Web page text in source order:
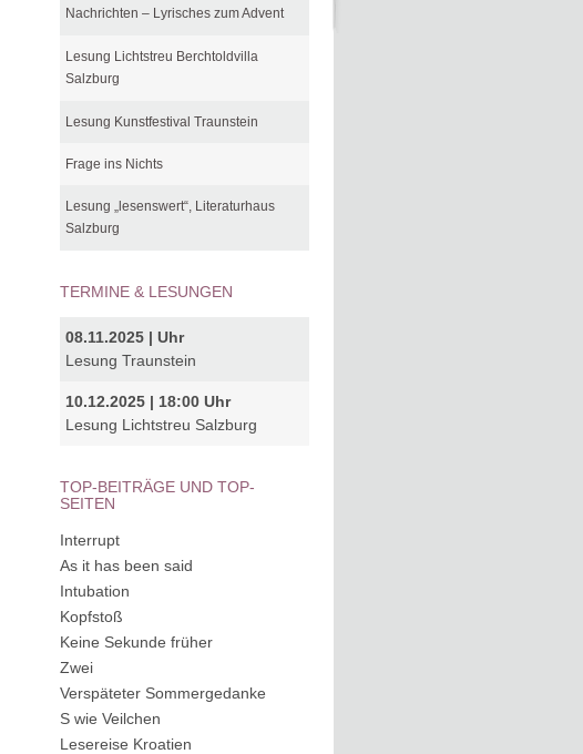
Nachrichten – Lyrisches zum Advent
Lesung Lichtstreu Berchtoldvilla
Salzburg
Lesung Kunstfestival Traunstein
Frage ins Nichts
Lesung „lesenswert“, Literaturhaus
Salzburg
TERMINE & LESUNGEN
08.11.2025 | Uhr
Lesung Traunstein
10.12.2025 | 18:00 Uhr
Lesung Lichtstreu Salzburg
TOP-BEITRÄGE UND TOP-
SEITEN
Interrupt
As it has been said
Intubation
Kopfstoß
Keine Sekunde früher
Zwei
Verspäteter Sommergedanke
S wie Veilchen
Lesereise Kroatien